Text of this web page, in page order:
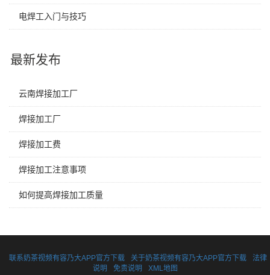
电焊工入门与技巧
最新发布
云南焊接加工厂
焊接加工厂
焊接加工费
焊接加工注意事项
如何提高焊接加工质量
联系奶茶视频有容乃大APP官方下载 关于奶茶视频有容乃大APP官方下载
法律
说明
免责说明 XML地图